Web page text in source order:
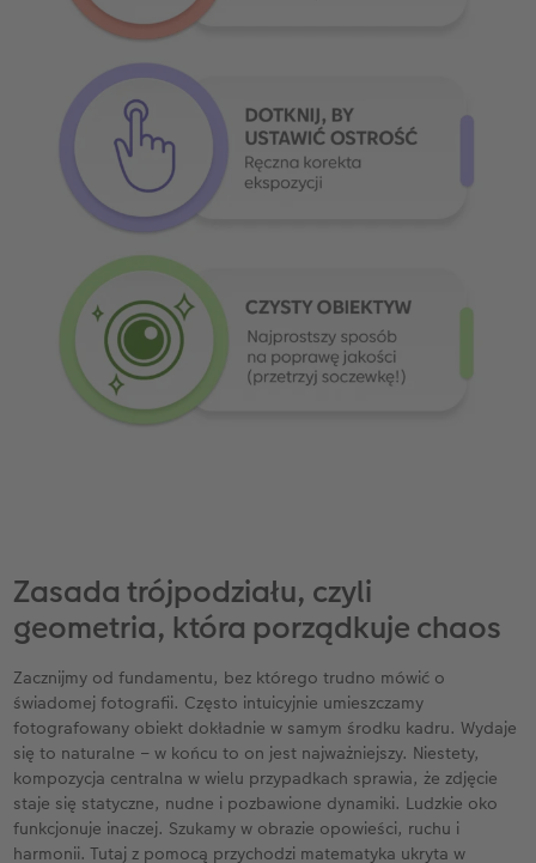
Zasada trójpodziału, czyli
geometria, która porządkuje chaos
Zacznijmy od fundamentu, bez którego trudno mówić o
świadomej fotografii. Często intuicyjnie umieszczamy
fotografowany obiekt dokładnie w samym środku kadru. Wydaje
się to naturalne – w końcu to on jest najważniejszy. Niestety,
kompozycja centralna w wielu przypadkach sprawia, że zdjęcie
staje się statyczne, nudne i pozbawione dynamiki. Ludzkie oko
funkcjonuje inaczej. Szukamy w obrazie opowieści, ruchu i
harmonii. Tutaj z pomocą przychodzi matematyka ukryta w